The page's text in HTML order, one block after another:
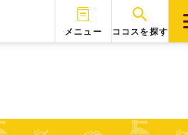
メニュー ココスを探す